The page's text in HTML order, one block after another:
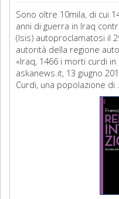
Sono oltre 10mila, di cui
anni di guerra in Iraq
(Isis) autoproclamatosi il
autorità della regione
«Iraq, 1466 i morti curdi in
askanews.it, 13 giugno
Curdi, una popolazione di